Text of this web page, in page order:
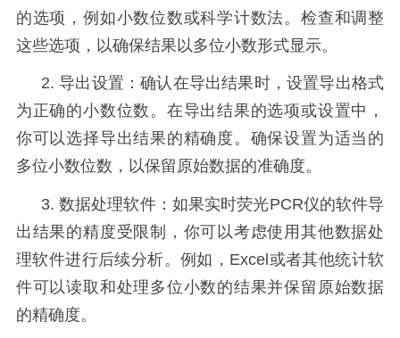
的选项，例如小数位数或科学计数法。检查和调整
这些选项，以确保结果以多位小数形式显示。
2.导出设置：确认在导出结果时，设置导出格式
为正确的小数位数。在导出结果的选项或设置中，
你可以选择导出结果的精确度。确保设置为适当的
多位小数位数，以保留原始数据的准确度。
3.数据处理软件：如果实时荧光PCR仪的软件导
出结果的精度受限制，你可以考虑使用其他数据处
理软件进行后续分析。例如， Excel 或者其他统计软
件可以读取和处理多位小数的结果并保留原始数据
的精确度。